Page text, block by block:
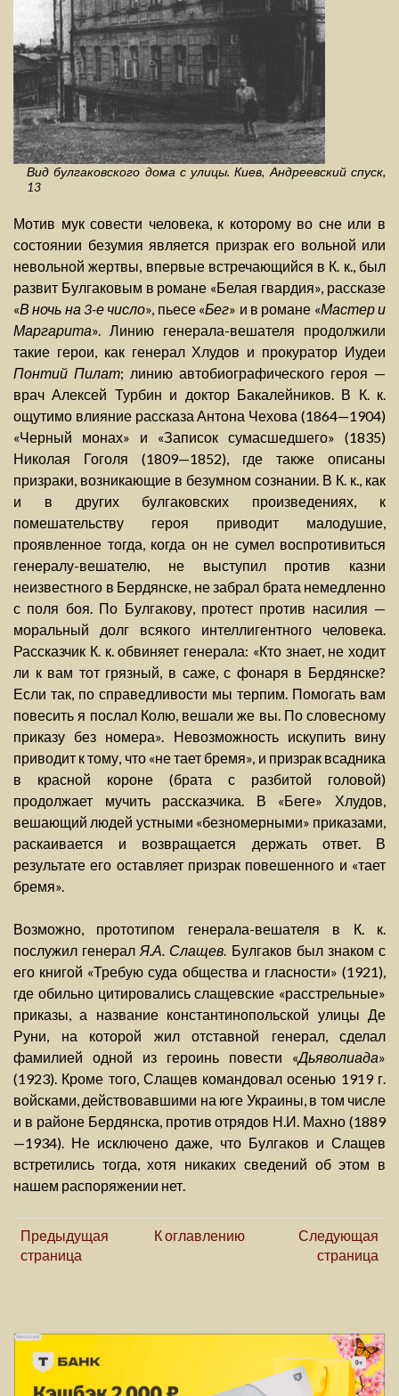
Вид булгаковского дома с улицы. Киев, Андреевский спуск,
13
Мотив мук совести человека, к которому во сне или в
состоянии безумия является призрак его вольной или
невольной жертвы, впервые встречающийся в К. к., был
развит Булгаковым в романе «Белая гвардия», рассказе
«В ночь на 3-е число», пьесе «Бег» и в романе «Мастер и
Маргарита». Линию генерала-вешателя продолжили
такие герои, как генерал Хлудов и прокуратор Иудеи
Понтий Пилат; линию автобиографического героя —
врач Алексей Турбин и доктор Бакалейников. В К. к.
ощутимо влияние рассказа Антона Чехова (1864—1904)
«Черный монах» и «Записок сумасшедшего» (1835)
Николая Гоголя (1809—1852), где также описаны
призраки, возникающие в безумном сознании. В К. к., как
и в других булгаковских произведениях, к
помешательству героя приводит малодушие,
проявленное тогда, когда он не сумел воспротивиться
генералу-вешателю, не выступил против казни
неизвестного в Бердянске, не забрал брата немедленно
с поля боя. По Булгакову, протест против насилия —
моральный долг всякого интеллигентного человека.
Рассказчик К. к. обвиняет генерала: «Кто знает, не ходит
ли к вам тот грязный, в саже, с фонаря в Бердянске?
Если так, по справедливости мы терпим. Помогать вам
повесить я послал Колю, вешали же вы. По словесному
приказу без номера». Невозможность искупить вину
приводит к тому, что «не тает бремя», и призрак всадника
в красной короне (брата с разбитой головой)
продолжает мучить рассказчика. В «Беге» Хлудов,
вешающий людей устными «безномерными» приказами,
раскаивается и возвращается держать ответ. В
результате его оставляет призрак повешенного и «тает
бремя».
Возможно, прототипом генерала-вешателя в К. к.
послужил генералЯ.А. Слащев. Булгаков был знаком с
его книгой «Требую суда общества и гласности» (1921),
где обильно цитировались слащевские «расстрельные»
приказы, а название константинопольской улицы Де
Руни, на которой жил отставной генерал, сделал
фамилией одной из героинь повести «Дьяволиада»
(1923). Кроме того, Слащев командовал осенью 1919 г.
войсками, действовавшими на юге Украины, в том числе
и в районе Бердянска, против отрядов Н.И. Махно (1889
—1934). Не исключено даже, что Булгаков и Слащев
встретились тогда, хотя никаких сведений об этом в
нашем распоряжении нет.
Предыдущая
страница
К оглавлению
Следующая
страница